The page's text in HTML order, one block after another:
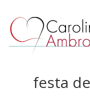
festa